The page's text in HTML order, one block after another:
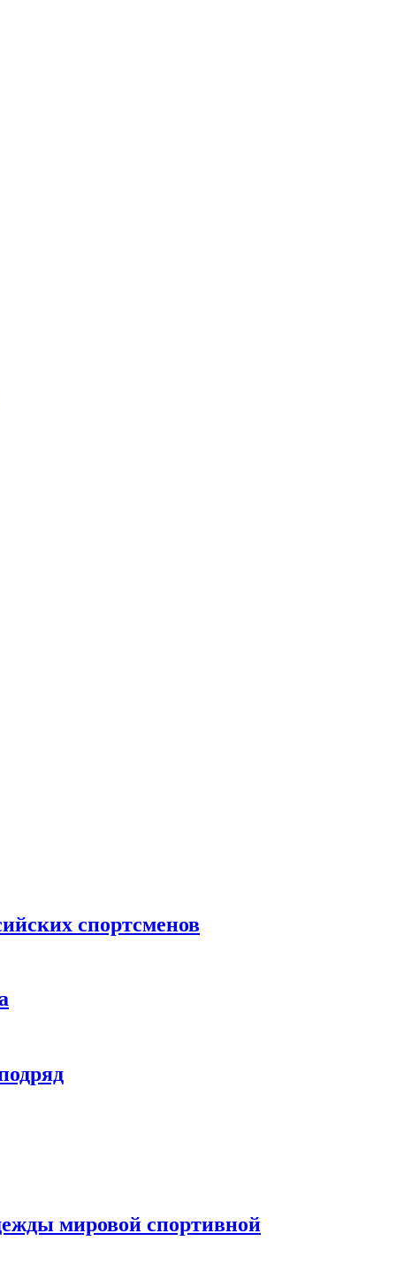
спортсменов
мировой спортивной